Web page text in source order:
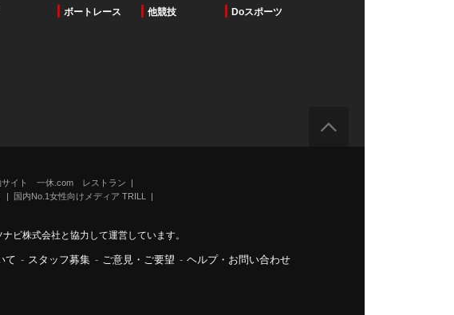
ボートレース 他競技 Doスポーツ
サイト 一休.com レストラン
国内No.1女性向けメディア TRILL
ビ株式会社と協力して運営しています。
て - スタッフ募集 - ご意見・ご要望 - ヘルプ・お問い合わせ